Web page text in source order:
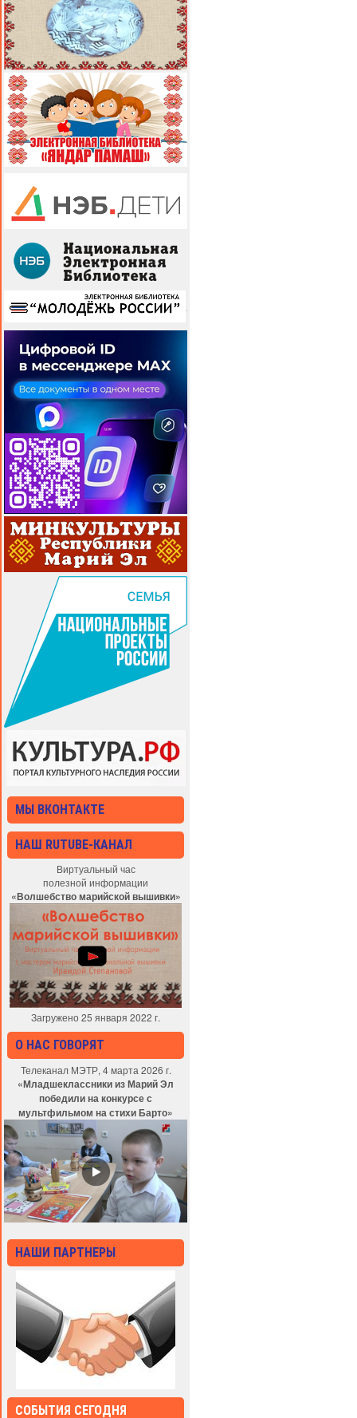
МЫ ВКОНТАКТЕ
НАШ RUTUBE-КАНАЛ
Виртуальный час
полезной информации
«Волшебство марийской вышивки»
Загружено 25 января 2022 г.
О НАС ГОВОРЯТ
Телеканал МЭТР, 4 марта 2026 г.
«Младшеклассники из Марий Эл
победили на конкурсе с
мультфильмом на стихи Барто»
НАШИ ПАРТНЕРЫ
СОБЫТИЯ СЕГОДНЯ